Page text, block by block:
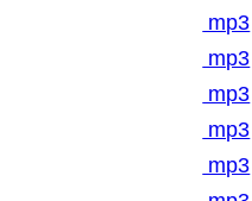
mp3
mp3
mp3
mp3
mp3